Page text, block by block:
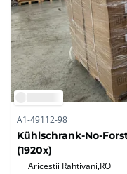
A1-49112-98
Kühlschrank-No-
(1920x)
Aricestii Rahtivani,RO